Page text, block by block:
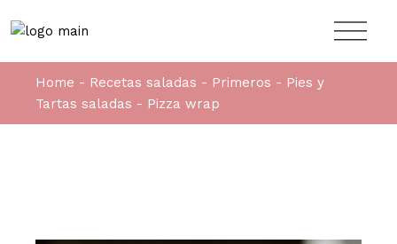
Home Recetas saladas Primeros
Pies y
Tartas saladas
Pizza wrap